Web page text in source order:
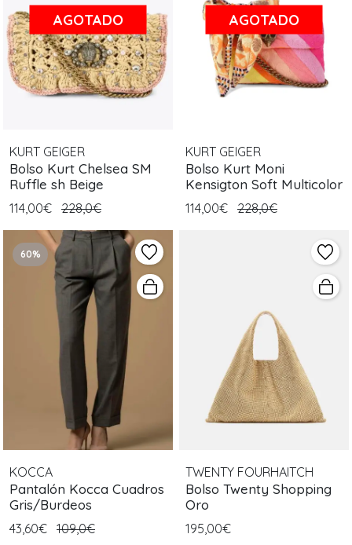
AGOTADO
KURT GEIGER
Bolso Kurt Chelsea SM
Ruffle sh Beige
114,00€ 228,0€
AGOTADO
KURT GEIGER
Bolso Kurt Moni
Kensigton Soft Multicolor
114,00€ 228,0€
60%
KOCCA
Pantalón Kocca Cuadros
Gris/Burdeos
43,60€ 109,0€
TWENTY FOURHAITCH
Bolso Twenty Shopping
Oro
195,00€